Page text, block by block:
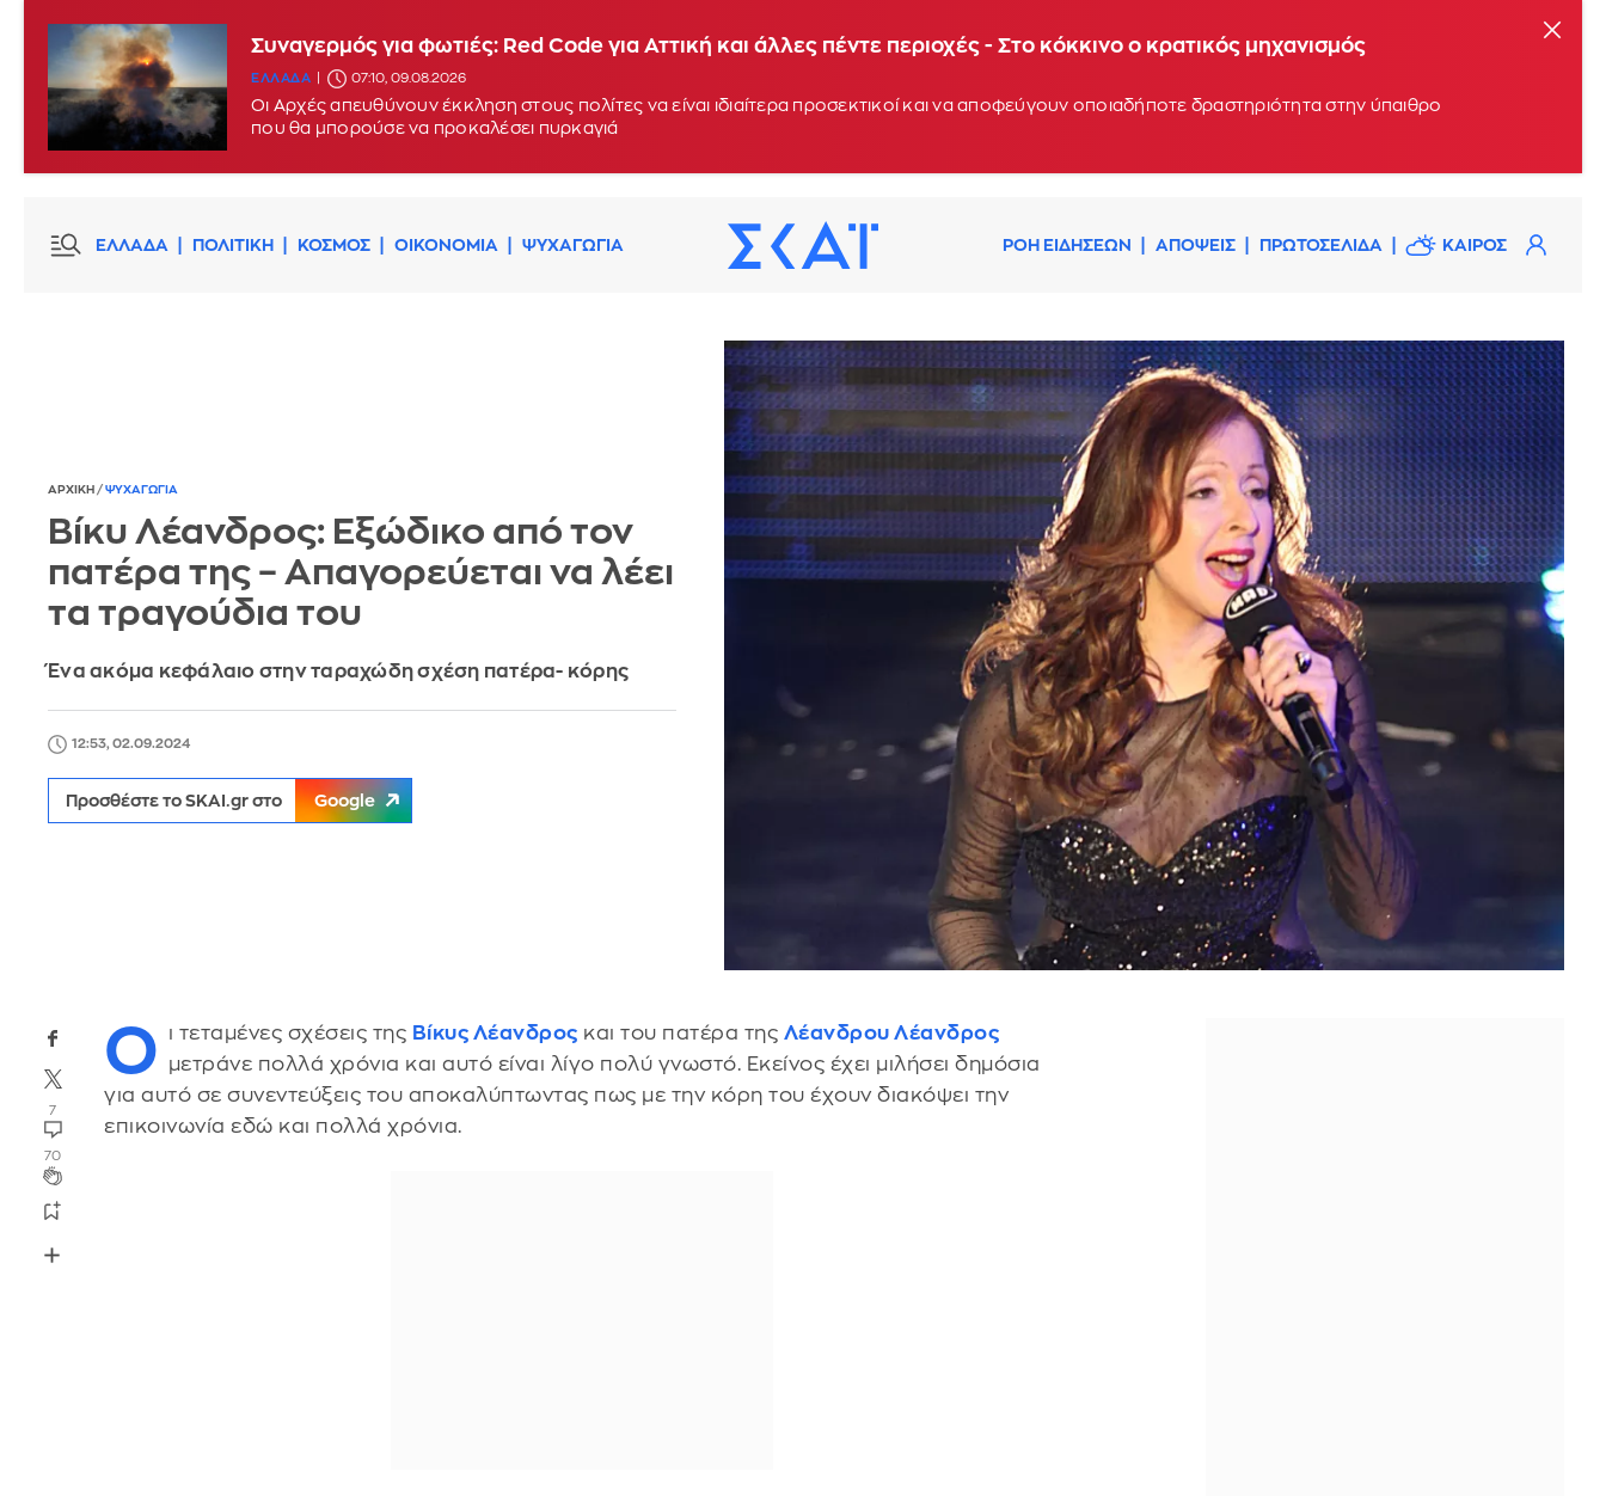
Συναγερμός για φωτιές: Red Code για Αττική και άλλες πέντε περιοχές - Στο κόκκινο ο κρατικός μηχανισμός
ΕΛΛΑΔΑ 07:10, 09.08.2026
Οι Αρχές απευθύνουν έκκληση στους πολίτες να είναι ιδιαίτερα προσεκτικοί και να αποφεύγουν οποιαδήποτε δραστηριότητα στην ύπαιθρο
που θα μπορούσε να προκαλέσει πυρκαγιά
ΕΛΛΑΔΑ ΠΟΛΙΤΙΚΗ ΚΟΣΜΟΣ ΟΙΚΟΝΟΜΙΑ ΨΥΧΑΓΩΓΙΑ ΡΟΗ ΕΙΔΗΣΕΩΝ ΑΠΟΨΕΙΣ ΠΡΩΤΟΣΕΛΙΔΑ ΚΑΙΡΟΣ
ΑΡΧΙΚΗ / ΨΥΧΑΓΩΓΙΑ
Βίκυ Λέανδρος: Εξώδικο από τον
πατέρα της – Απαγορεύεται να λέει
τα τραγούδια του
Ένα ακόμα κεφάλαιο στην ταραχώδη σχέση πατέρα- κόρης
12:53, 02.09.2024
Προσθέστε το SKAI.gr στο Google
7
70
Ο ι τεταμένες σχέσεις της Βίκυς Λέανδρος και του πατέρα της Λέανδρου Λέανδρος
μετράνε πολλά χρόνια και αυτό είναι λίγο πολύ γνωστό. Εκείνος έχει μιλήσει δημόσια
για αυτό σε συνεντεύξεις του αποκαλύπτωντας πως με την κόρη του έχουν διακόψει την
επικοινωνία εδώ και πολλά χρόνια.